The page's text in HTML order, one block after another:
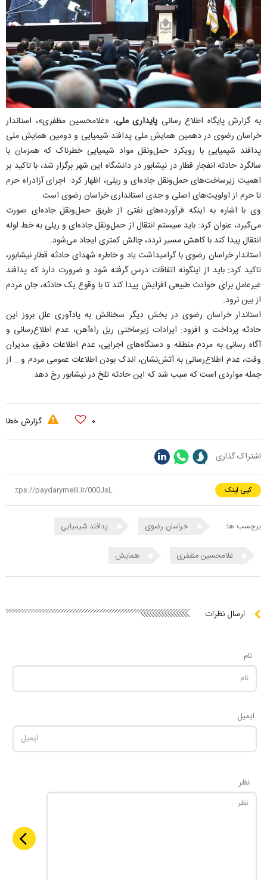
به گزارش پایگاه اطلاع رسانی پایداری ملی، «غلامحسین مظفری»، استاندار
خراسان رضوی در دهمین همایش ملی پدافند شیمیایی و دومین همایش ملی
پدافند شیمیایی با رویکرد حمل‌و‌نقل مواد شیمیایی خطرناک که همزمان با
سالگرد حادثه انفجار قطار در نیشابور در دانشگاه این شهر برگزار شد، با تاکید بر
اهمیت زیرساخت‌های حمل‌و‌نقل جاده‌ای و ریلی، اظهار کرد: اجرای آزادراه حرم
تا حرم از اولویت‌های اصلی و جدی استانداری خراسان رضوی است.
وی با اشاره به اینکه فرآورده‌های نفتی از طریق حمل‌ونقل جاده‌ای صورت
می‌گیرد، عنوان کرد: باید سیستم انتقال از حمل‌ونقل جاده‌ای و ریلی به خط لوله
انتقال پیدا کند با کاهش مسیر تردد، چالش کمتری ایجاد می‌شود.‌
استاندار خراسان رضوی با گرامیداشت یاد و خاطره شهدای حادثه قطار نیشابور،
تاکید کرد: باید از اینگونه اتفاقات درس گرفته شود و ضرورت دارد که پدافند
غیرعامل برای حوادث طبیعی افزایش پیدا کند تا با وقوع یک حادثه، جان مردم
از بین نرود.
استاندار خراسان رضوی در بخش دیگر سخنانش به یادآوری علل بروز این
حادثه پرداخت و افزود: ایرادات زیرساختی ریل راه‌آهن، عدم اطلاع‌رسانی و
آگاه رسانی به مردم منطقه و دستگاه‌های اجرایی، عدم اطلاعات دقیق مدیران
وقت، عدم اطلاع‌رسانی به آتش‌نشان، اندک بودن اطلاعات عمومی مردم و... از
جمله مواردی است که سبب شد که این حادثه تلخ در نیشابور رخ دهد.
۰ گزارش خطا
اشتراک گذاری
کپی لینک
برچسب ها: خراسان رضوی پدافند شیمیایی
غلامحسین مظفری همایش
ارسال نظرات
نام
ایمیل
نظر